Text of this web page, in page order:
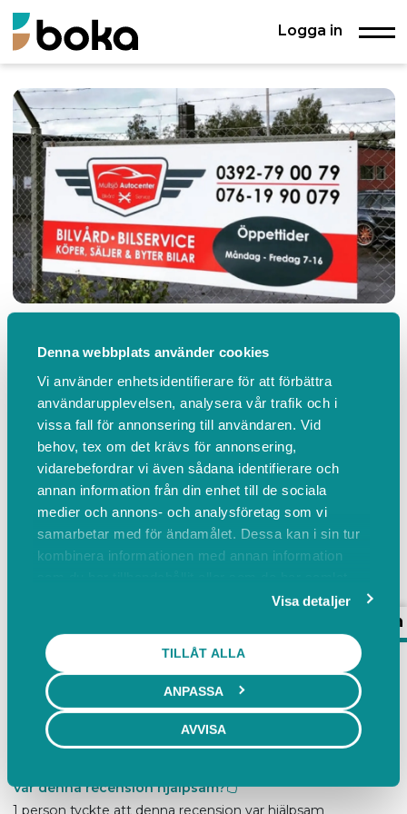
Denna webbplats använder cookies
Vi använder enhetsidentifierare för att förbättra
användarupplevelsen, analysera vår trafik och i
vissa fall för annonsering till användaren. Vid
behov, tex om det krävs för annonsering,
vidarebefordrar vi även sådana identifierare och
annan information från din enhet till de sociala
medier och annons- och analysföretag som vi
samarbetar med för ändamålet. Dessa kan i sin tur
kombinera informationen med annan information
Visa detaljer
TILLÅT ALLA
ANPASSA
AVVISA
Logga in
Mullsjö Autocenter AB
Garverigatan 4, Mullsjö
0761-99 00
79https://www.mullsjoautocenter.se Kontakta
oss
5 Visa alla recensioner
Mullsjö Autocenter AB drivs & ägs av
Mike Ajob som är utbild...
Läs mer
Omdömen
Betyg & Recensioner
för 5 år sedan
5 av 5 stjärnor
Var denna recension hjälpsam?
1 person tyckte att denna recension var hjälpsam